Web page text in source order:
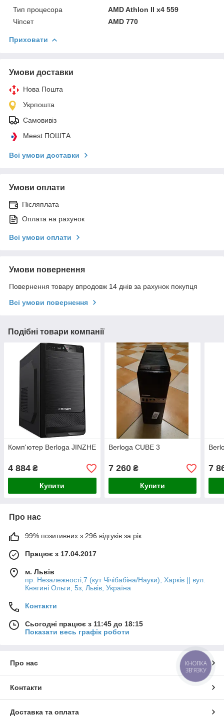
Тип процесора
AMD Athlon II x4 559
Чіпсет
AMD 770
Приховати
Умови доставки
Нова Пошта
Укрпошта
Самовивіз
Meest ПОШТА
Всі умови доставки
Умови оплати
Післяплата
Оплата на рахунок
Всі умови оплати
Умови повернення
Повернення товару впродовж 14 днів за рахунок покупця
Всі умови повернення
Подібні товари компанії
Комп'ютер Berloga JINZHE
4 884 ₴
Купити
Berloga CUBE 3
7 260₴
Купити
7
Про нас
99% позитивних з 296 відгуків за рік
Працює з 17.04.2017
м. Львів
пр. Незалежності,7 (кут Чічібабіна/Науки), Харків || вул.
Княгині Ольги, 5з, Львів, Україна
Контакти
Сьогодні працює з 11:45 до 18:15
Показати весь графік роботи
Про нас
Контакти
Доставка та оплата
КНОПКА
ЗВ'ЯЗКУ